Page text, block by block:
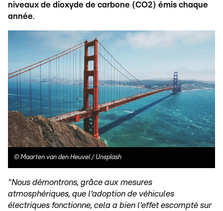
niveaux de dioxyde de carbone (CO2) émis chaque
année.
© Maarten van den Heuvel / Unsplash
"Nous démontrons, grâce aux mesures
atmosphériques, que l'adoption de véhicules
électriques fonctionne, cela a bien l'effet escompté sur